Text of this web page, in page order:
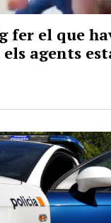
fer el que
agents